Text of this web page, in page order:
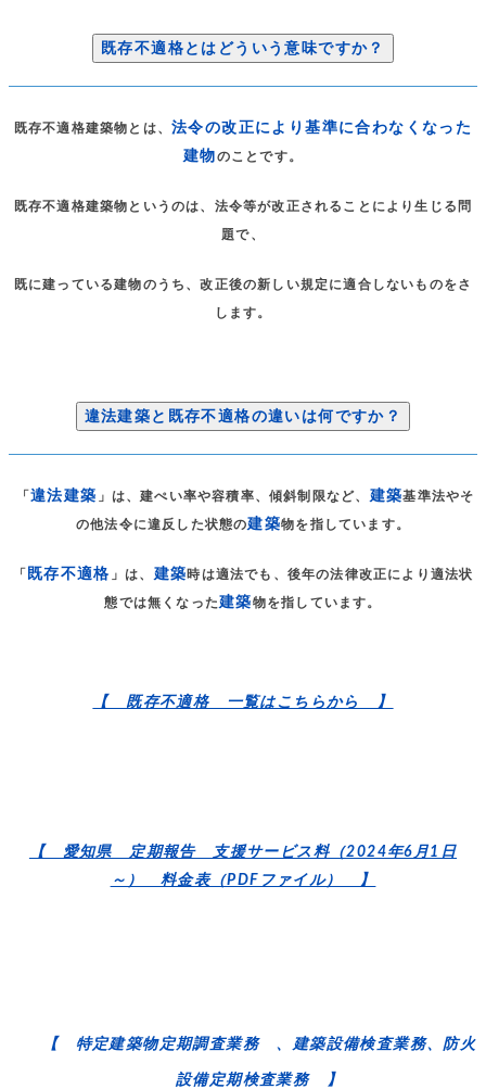
既存不適格とはどういう意味ですか？
既存不適格建築物とは、 法令の改正により基準に合わなくなった
建物のことです。
既存不適格建築物というのは、法令等が改正されることにより生じる問
題で、
既に建っている建物のうち、改正後の新しい規定に適合しないものをさ
します。
違法建築と既存不適格の違いは何ですか？
「違法建築 」は、建ぺい率や容積率、傾斜制限など、 建築基準法やそ
の他法令に違反した状態の建築物を指しています。
「 既存不適格 」は、 建築時は適法でも、後年の法律改正により適法状
態では無くなった建築物を指しています。
【 既存不適格 一覧はこちらから 】
【 愛知県 定期報告 支援サービス料（2024年6月1日
～） 料金表（PDFファイル） 】
【 特定建築物定期調査業務 、建築設備検査業務、防火
設備定期検査業務 】